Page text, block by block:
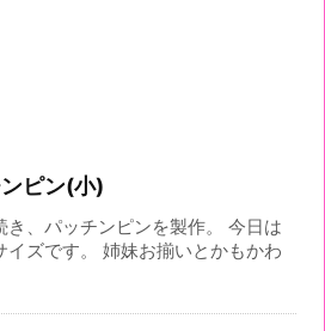
ピン(小)
き、パッチンピンを製作。 今日は
イズです。 姉妹お揃いとかもかわ